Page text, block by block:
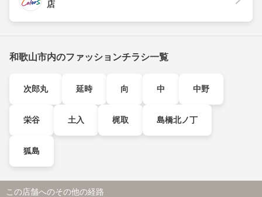
店
和歌山市内のファッションチラシ一覧
次郎丸 延時 向 中 中野
栄谷 土入 梶取 島橋北ノ丁
狐島
この店舗へのその他の経路